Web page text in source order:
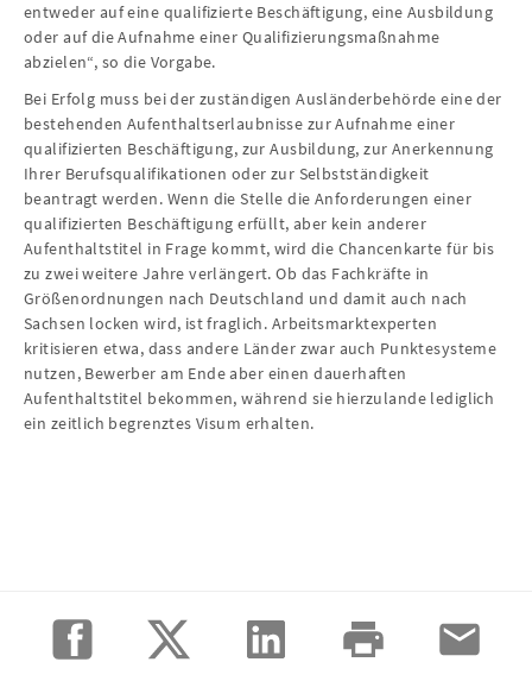
entweder auf eine qualifizierte Beschäftigung, eine Ausbildung
oder auf die Aufnahme einer Qualifizierungsmaßnahme
abzielen“, so die Vorgabe.
Bei Erfolg muss bei der zuständigen Ausländerbehörde eine der
bestehenden Aufenthaltserlaubnisse zur Aufnahme einer
qualifizierten Beschäftigung, zur Ausbildung, zur Anerkennung
Ihrer Berufsqualifikationen oder zur Selbstständigkeit
beantragt werden. Wenn die Stelle die Anforderungen einer
qualifizierten Beschäftigung erfüllt, aber kein anderer
Aufenthaltstitel in Frage kommt, wird die Chancenkarte für bis
zu zwei weitere Jahre verlängert. Ob das Fachkräfte in
Größenordnungen nach Deutschland und damit auch nach
Sachsen locken wird, ist fraglich. Arbeitsmarktexperten
kritisieren etwa, dass andere Länder zwar auch Punktesysteme
nutzen, Bewerber am Ende aber einen dauerhaften
Aufenthaltstitel bekommen, während sie hierzulande lediglich
ein zeitlich begrenztes Visum erhalten.